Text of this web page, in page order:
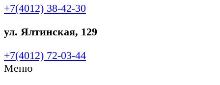
+7(4012) 38-42-30
ул. Ялтинская, 129
+7(4012) 72-03-44
Меню